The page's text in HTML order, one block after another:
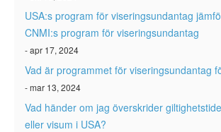
USA:s program för viseringsundantag
CNMI:s program för viseringsundantag
- apr 17, 2024
Vad är programmet för viseringsundantag
- mar 13, 2024
Vad händer om jag överskrider
eller visum i USA?